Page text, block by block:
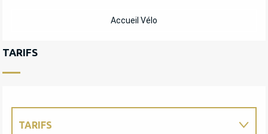
Accueil Vélo
TARIFS
TARIFS